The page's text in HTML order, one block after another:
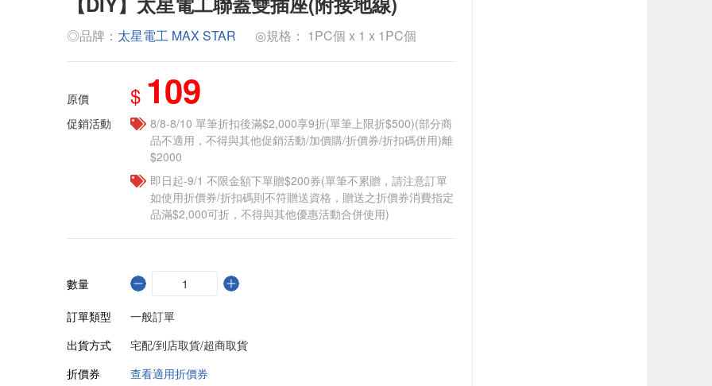
◎品牌： 太星電工 MAX STAR ◎規格： 1PC個 x 1 x 1PC個
原價 $ 109
促銷活動
8/8-8/10 單筆折扣後滿$2,000享9折(單筆上限折$500)(部分商
品不適用，不得與其他促銷活動/加價購/折價券/折扣碼併用)離
$2000
即日起-9/1 不限金額下單贈$200券(單筆不累贈，請注意訂單
如使用折價券/折扣碼則不符贈送資格，贈送之折價券消費指定
品滿$2,000可折，不得與其他優惠活動合併使用)
數量
訂單類型
一般訂單
出貨方式
宅配/到店取貨/超商取貨
折價券
查看適用折價券